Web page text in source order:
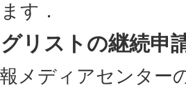
す．
リストの継続申
メディアセンター